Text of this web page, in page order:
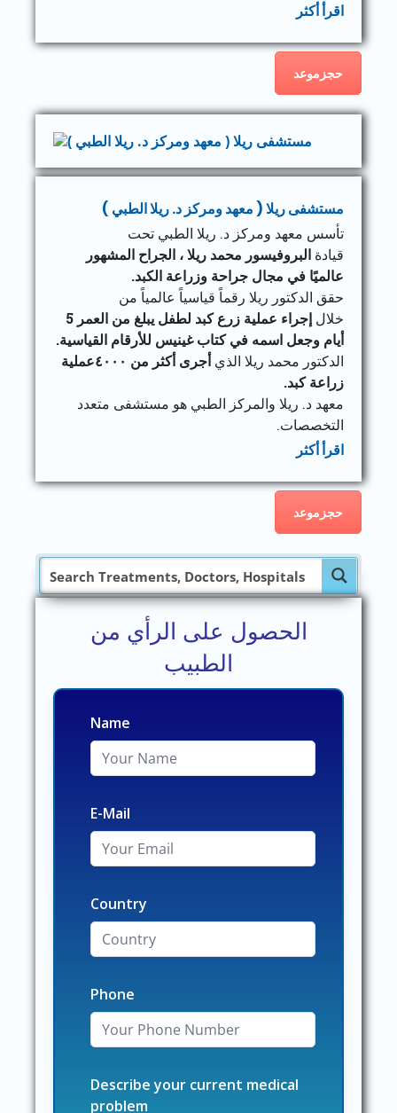
اقرأ أكثر
حجزموعد
مستشفى ريلا ( معهد ومركز د. ريلا الطبي )
تأسس معهد ومركز د. ريلا الطبي تحت
قيادة البروفيسور محمد ريلا ، الجراح المشهور
عالميًا في مجال جراحة وزراعة الكبد.
حقق الدكتور ريلا رقماً قياسياً عالمياً من
خلال
إجراء عملية زرع كبد لطفل يبلغ من العمر 5
أيام وجعل اسمه في كتاب غينيس للأرقام القياسية.
الدكتور محمد ريلا الذي
أجرى أكثر من ٤٠٠٠عملية
زراعة كبد.
معهد د. ريلا والمركز الطبي هو مستشفى متعدد
التخصصات.
اقرأ أكثر
حجزموعد
الحصول على الرأي من
الطبيب
Name
E-Mail
Country
Phone
Describe your current medical
problem